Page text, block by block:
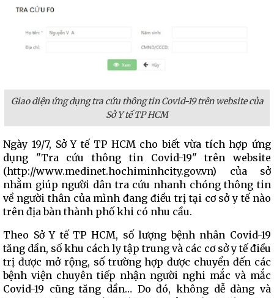
Giao diện ứng dụng tra cứu thông tin Covid-19 trên website của
Sở Y tế TP HCM
Ngày 19/7, Sở Y tế TP HCM cho biết vừa tích hợp ứng
dụng "Tra cứu thông tin Covid-19" trên website
(http://www.medinet.hochiminhcity.gov.vn) của sở
nhằm giúp người dân tra cứu nhanh chóng thông tin
về người thân của mình đang điều trị tại cơ sở y tế nào
trên địa bàn thành phố khi có nhu cầu.
Theo Sở Y tế TP HCM, số lượng bệnh nhân Covid-19
tăng dần, số khu cách ly tập trung và các cơ sở y tế điều
trị được mở rộng, số trường hợp được chuyển đến các
bệnh viện chuyên tiếp nhận người nghi mắc và mắc
Covid-19 cũng tăng dần… Do đó, không dễ dàng và